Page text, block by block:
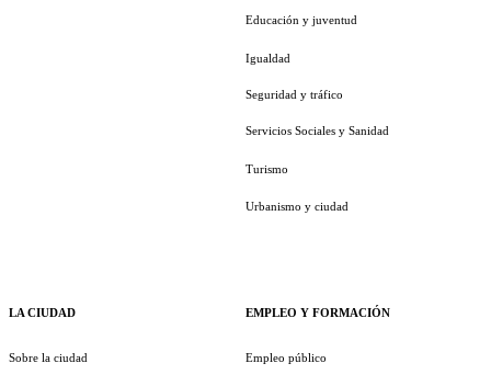
LA CIUDAD
Sobre la ciudad
Educación y juventud
Igualdad
Seguridad y tráfico
Servicios Sociales y Sanidad
Turismo
Urbanismo y ciudad
EMPLEO Y FORMACIÓN
Empleo público